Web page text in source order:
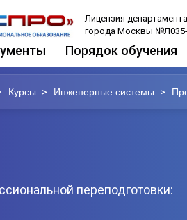
Лицензия
города Москвы №Л035-
Порядок обучения
Курсы > Инженерные системы >
переподготовки: